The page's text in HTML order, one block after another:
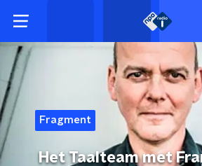
Fragment
Het Taalteam met